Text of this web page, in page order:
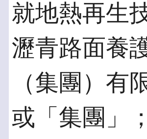
就地熱再生
瀝青路面養
（集團）有
或「集團」